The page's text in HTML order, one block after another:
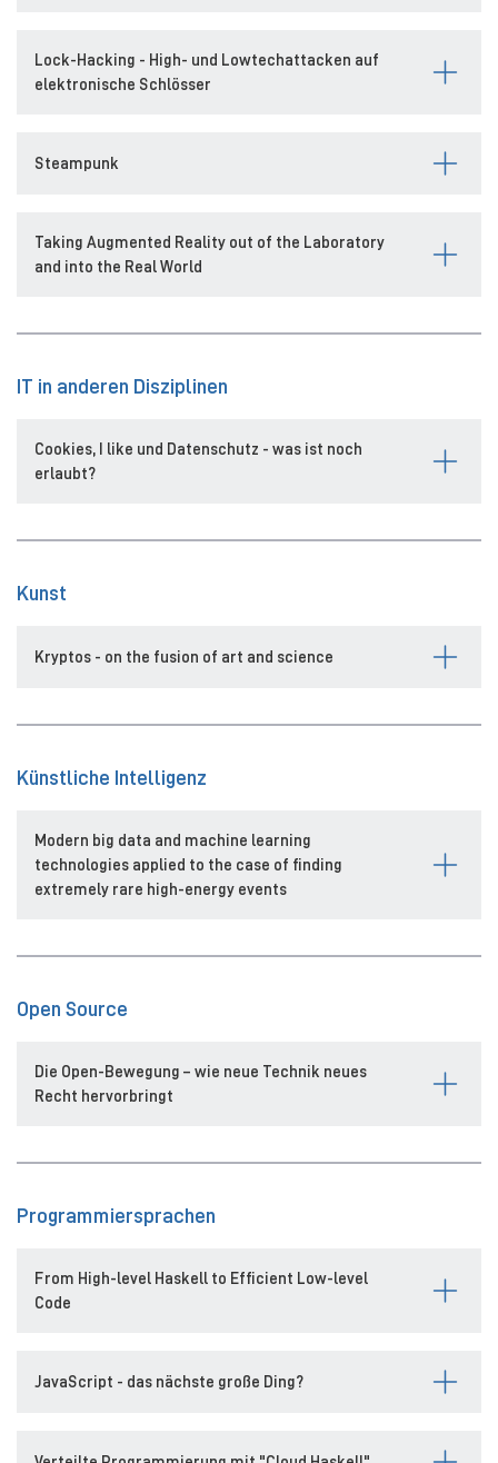
Lock-Hacking - High- und Lowtechattacken auf
elektronische Schlösser
Steampunk
Taking Augmented Reality out of the Laboratory
and into the Real World
IT in anderen Disziplinen
Cookies, I like und Datenschutz - was ist noch
erlaubt?
Kunst
Kryptos - on the fusion of art and science
Künstliche Intelligenz
Modern big data and machine learning
technologies applied to the case of finding
extremely rare high-energy events
Open Source
Die Open-Bewegung – wie neue Technik neues
Recht hervorbringt
Programmiersprachen
From High-level Haskell to Efficient Low-level
Code
JavaScript - das nächste große Ding?